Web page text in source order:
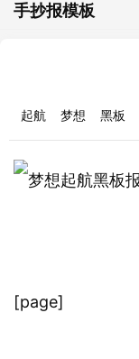
手抄报模板
起航 梦想 黑板
[page]